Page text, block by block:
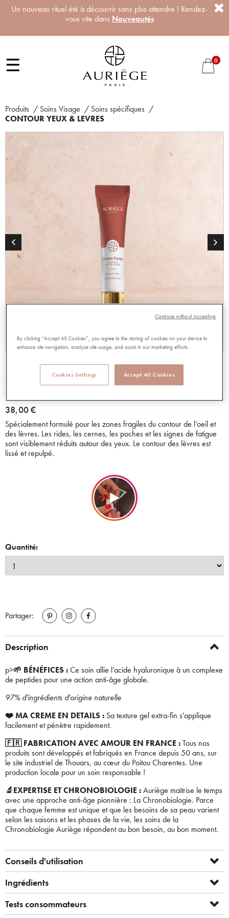
Un nouveau rituel été à découvrir sans plus attendre ! Rendez-
vous vite dans Nouveautés
☰ 0
Produits / Soins Visage / Soins spécifiques /
CONTOUR YEUX & LEVRES
CONTOUR YEUX & LEVRES
97998
4.67 out of 5 Customer Rating
38,00 €
Spécialement formulé pour les zones fragiles du contour de l’oeil et
des lèvres. Les rides, les cernes, les poches et les signes de fatigue
sont visiblement réduits autour des yeux. Le contour des lèvres est
lissé et repulpé.
Quantité:
Partager:
Description
p>🌱 BÉNÉFICES :Ce soin allie l’acide hyaluronique à un complexe
de peptides pour une action anti-âge globale.
97% d'ingrédients d'origine naturelle
❤️ MA CREME EN DETAILS : Sa texture gel extra-fin s'applique
facilement et pénètre rapidement.
🇫🇷 FABRICATION AVEC AMOUR EN FRANCE :Tous nos
produits sont développés et fabriqués en France depuis 50 ans, sur
le site industriel de Thouars, au cœur du Poitou Charentes. Une
production locale pour un soin responsable !
🔬EXPERTISE ET CHRONOBIOLOGIE :Auriège maîtrise le temps
avec une approche anti-âge pionnière : La Chronobiologie. Parce
que chaque femme est unique et que les besoins de sa peau varient
selon les saisons et les phases de la vie, les soins de la
Chronobiologie Auriège répondent au bon besoin, au bon moment.
Conseils d'utilisation
Ingrédients
Tests consommateurs
By clicking “Accept All Cookies”, you agree to the storing of cookies on your device to
enhance site navigation, analyze site usage, and assist in our marketing efforts.
Accept All Cookies
Cookies Settings
Continue without Accepting